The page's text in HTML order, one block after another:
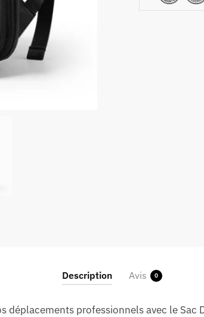
Description Avis 0
déplacements professionnels avec le Sac